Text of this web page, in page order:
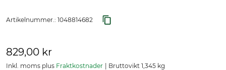
Artikelnummer.: 1048814682
829,00 kr
Inkl. moms plus Fraktkostnader Bruttovikt 1,345 kg